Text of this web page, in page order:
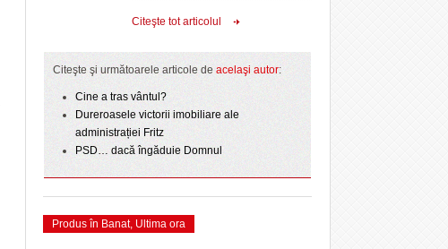
Citeşte tot articolul
Citeşte şi următoarele articole de acelaşi autor:
Cine a tras vântul?
Dureroasele victorii imobiliare ale
administrației Fritz
PSD… dacă îngăduie Domnul
Produs în Banat, Ultima ora